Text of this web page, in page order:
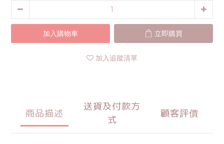
加入購物車 立即購買
加入追蹤清單
商品描述
送貨及付款方
式
顧客評價